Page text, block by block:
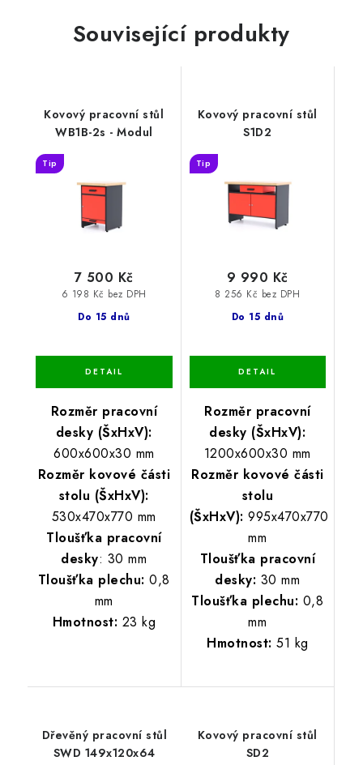
Související produkty
Kovový pracovní stůl
WB1B-2s - Modul
Tip
Do 15 dnů
6 198 Kč bez DPH
7 500 Kč
Rozměr pracovní
desky (ŠxHxV):
600x600x30 mm
Rozměr kovové části
stolu (ŠxHxV):
530x470x770 mm
Tloušťka pracovní
desky: 30 mm
Tloušťka plechu: 0,8
mm
Hmotnost: 23 kg
Kovový pracovní stůl
S1D2
Tip
Do 15 dnů
8 256 Kč bez DPH
9 990 Kč
Rozměr pracovní
desky (ŠxHxV):
1200x600x30 mm
Rozměr kovové části
stolu
(ŠxHxV): 995x470x770
mm
Tloušťka pracovní
desky: 30 mm
Tloušťka plechu: 0,8
mm
Hmotnost: 51 kg
Dřevěný pracovní stůl
SWD 149x120x64
Kovový pracovní stůl
SD2